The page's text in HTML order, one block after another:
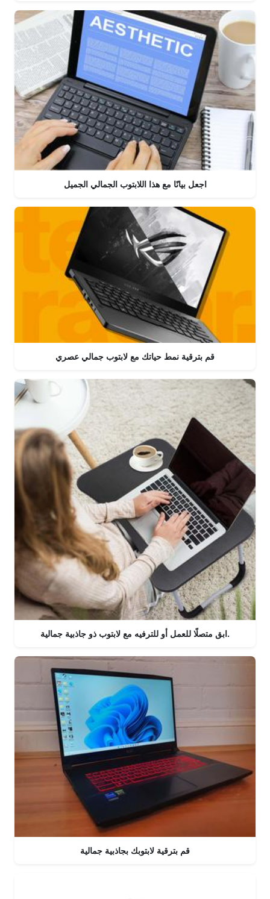
اجعل بيانًا مع هذا اللابتوب الجمالي الجميل
قم بترقية نمط حياتك مع لابتوب جمالي عصري
ابق متصلًا للعمل أو للترفيه مع لابتوب ذو جاذبية جمالية.
قم بترقية لابتوبك بجاذبية جمالية